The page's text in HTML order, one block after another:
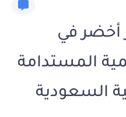
أخضر في
المستدامة
السعودية